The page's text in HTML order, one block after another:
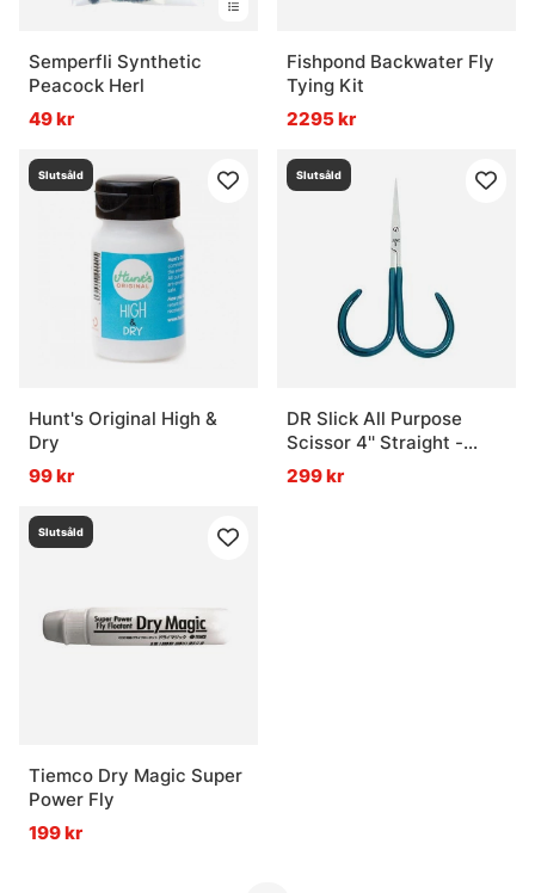
Semperfli Synthetic
Peacock Herl
49 kr
Fishpond Backwater Fly
Tying Kit
2295 kr
Slutsåld
Hunt's Original High &
Dry
99 kr
Slutsåld
DR Slick All Purpose
Scissor 4'' Straight -
Adjustable Open Loops
299 kr
Slutsåld
Tiemco Dry Magic Super
Power Fly
199 kr